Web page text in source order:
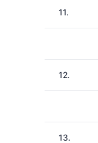
11.
12.
13.